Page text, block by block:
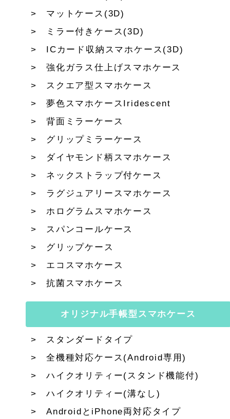
マットケース(3D)
ミラー付きケース(3D)
ICカード収納スマホケース(3D)
強化ガラス仕上げスマホケース
スクエア型スマホケース
夢色スマホケースIridescent
背面ミラーケース
グリップミラーケース
ダイヤモンド柄スマホケース
ネックストラップ付ケース
ラグジュアリースマホケース
ホログラムスマホケース
スパンコールケース
グリップケース
エコスマホケース
抗菌スマホケース
オリジナル手帳型スマホケース
スタンダードタイプ
全機種対応ケース(Android専用)
ハイクオリティー(スタンド機能付)
ハイクオリティー(溝なし)
AndroidとiPhone両対応タイプ